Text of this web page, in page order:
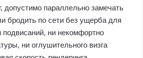
допустимо параллельно замечать
бродить по сети без ущерба для
ни некомфортно
ни оглушительного визга